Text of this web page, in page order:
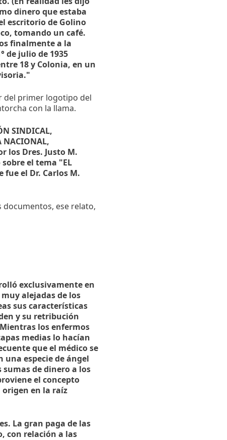
dinero que estaba
escritorio de Golino
tomando un café.
finalmente a la
de julio de 1935
18 y Colonia, en un
del primer logotipo del
con la llama.
SINDICAL,
los Dres. Justo M.
el tema "EL
fue el Dr. Carlos M.
documentos, ese relato,
exclusivamente en
alejadas de los
sus características
y su retribución
los enfermos
medias lo hacían
que el médico se
especie de ángel
de dinero a los
el concepto
en la raíz
La gran paga de las
con relación a las